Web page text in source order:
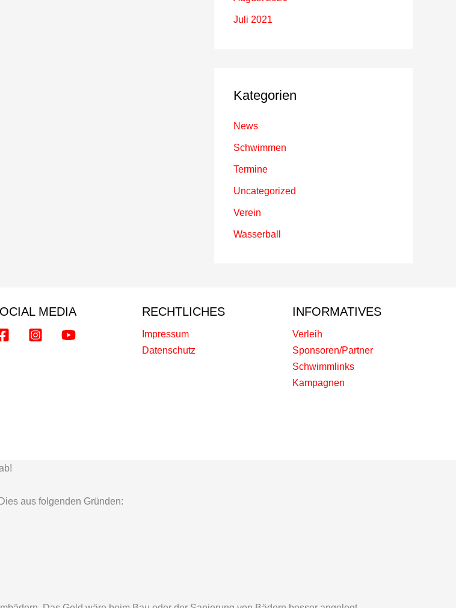
Juli 2021
Kategorien
News
Schwimmen
Termine
Uncategorized
Verein
Wasserball
MEDIA RECHTLICHES
Impressum
Datenschutz
INFORMATIVES
Verleih
Sponsoren/Partner
Schwimmlinks
Kampagnen
aus folgenden Gründen: